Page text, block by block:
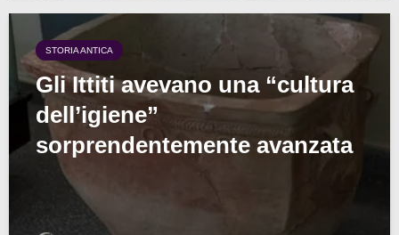
STORIA ANTICA
Gli Ittiti avevano una “cultura
dell’igiene”
sorprendentemente avanzata